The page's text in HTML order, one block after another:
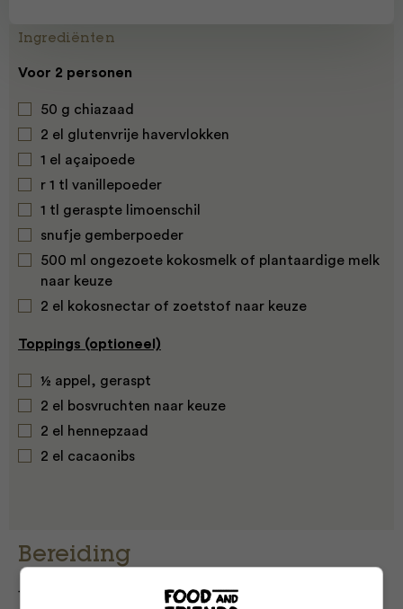
Ingrediënten
Voor 2 personen
50 g chiazaad
2 el glutenvrije havervlokken
1 el açaipoede
r 1 tl vanillepoeder
1 tl geraspte limoenschil
snufje gemberpoeder
500 ml ongezoete kokosmelk of plantaardige melk
naar keuze
2 el kokosnectar of zoetstof naar keuze
Toppings (optioneel)
½ appel, geraspt
2 el bosvruchten naar keuze
2 el hennepzaad
2 el cacaonibs
Bereiding
1. Schep het chiazaad, de havervlokken, het açai- en